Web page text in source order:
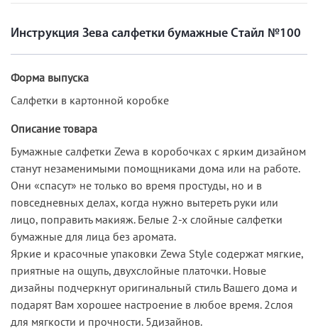
Инструкция Зева салфетки бумажные Стайл №100
Форма выпуска
Салфетки в картонной коробке
Описание товара
Бумажные салфетки Zewa в коробочках с ярким дизайном
станут незаменимыми помощниками дома или на работе.
Они «спасут» не только во время простуды, но и в
повседневных делах, когда нужно вытереть руки или
лицо, поправить макияж. Белые 2-х слойные салфетки
бумажные для лица без аромата.
Яркие и красочные упаковки Zewa Style содержат мягкие,
приятные на ощупь, двухслойные платочки. Новые
дизайны подчеркнут оригинальный стиль Вашего дома и
подарят Вам хорошее настроение в любое время. 2слоя
для мягкости и прочности. 5дизайнов.